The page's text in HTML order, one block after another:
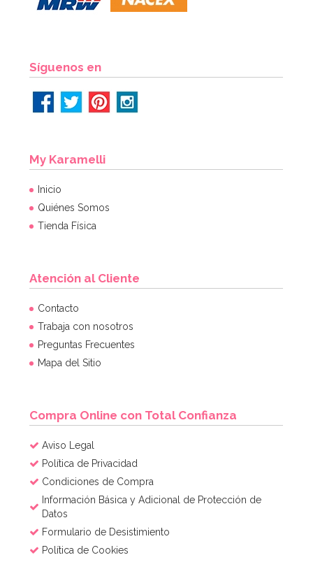
Síguenos en
My Karamelli
Inicio
Quiénes Somos
Tienda Física
Atención al Cliente
Contacto
Trabaja con nosotros
Preguntas Frecuentes
Mapa del Sitio
Compra Online con Total Confianza
Aviso Legal
Política de Privacidad
Condiciones de Compra
Información Básica y Adicional de Protección de
Datos
Formulario de Desistimiento
Política de Cookies